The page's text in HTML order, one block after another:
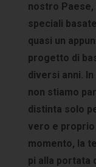
nostro Paese,
speciali
quasi un
progetto di
diversi anni.
non stiamo
distinta solo
vero e proprio
momento, la
pi alla portata